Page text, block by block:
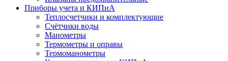
Приборы учета и КИПиА
Теплосчетчики и комплектующие
Счётчики воды
Манометры
Термометры и оправы
Термоманометры